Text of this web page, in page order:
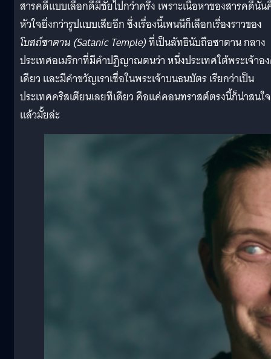
สารคดีแบบเลือกดีมีชัยไปกว่าครึ่ง เพราะเนื้อหาของสารคดีนั้
หัวใจยิ่งกว่ารูปแบบเสียอีก ซึ่งเรื่องนี้เพนนีก็เลือกเรื่องราวของ
โบสถ์ซาตาน (Satanic Temple)ที่เป็นลัทธินับถือซาตาน กลาง
ประเทศอเมริกาที่มีคำปฏิญาณตนว่า หนึ่งประเทศใต้พระเจ้าอ
เดียว และมีคำขวัญเราเชื่อในพระเจ้าบนธนบัตร เรียกว่าเป็น
ประเทศคริสเตียนเลยทีเดียว คือแค่คอนทราสต์ตรงนี้ก็น่าสนใจ
แล้วมั้ยล่ะ